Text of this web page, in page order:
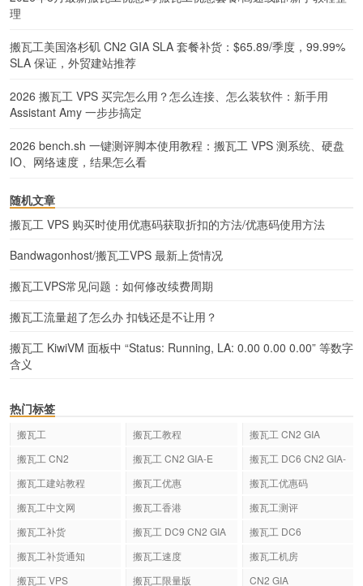
理
搬瓦工美国洛杉矶 CN2 GIA SLA 套餐补货：$65.89/季度，99.99%
SLA 保证，外贸建站推荐
2026 搬瓦工 VPS 买完怎么用？怎么连接、怎么装软件：新手用
Assistant Amy 一步步搞定
2026 bench.sh 一键测评脚本使用教程：搬瓦工 VPS 测系统、硬盘
IO、网络速度，结果怎么看
随机文章
搬瓦工 VPS 购买时使用优惠码获取折扣的方法/优惠码使用方法
Bandwagonhost/搬瓦工VPS 最新上货情况
搬瓦工VPS常见问题：如何修改续费周期
搬瓦工流量超了怎么办 扣钱还是不让用？
搬瓦工 KiwiVM 面板中 “Status: Running, LA: 0.00 0.00 0.00” 等数字
含义
热门标签
搬瓦工 搬瓦工教程
搬瓦工 CN2 GIA
搬瓦工 CN2
搬瓦工 CN2 GIA-E
搬瓦工 DC6 CN2 GIA-
搬瓦工建站教程 搬瓦工优惠
搬瓦工优惠码
搬瓦工中文网
搬瓦工香港
搬瓦工测评
搬瓦工补货
搬瓦工 DC9 CN2 GIA
搬瓦工 DC6
搬瓦工补货通知
搬瓦工速度
搬瓦工机房
搬瓦工 VPS
搬瓦工限量版 CN2 GIA